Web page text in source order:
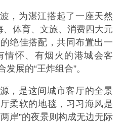
，为湛江搭起了一座天然
、体育、文旅、消费四大元
绝佳搭配，共同布置出一
情怀、有烟火的港城会客
展的“王炸组合”。
，是这间城市客厅的全景
柔软的地毯，习习海风是
岸”的夜景则构成无边无际